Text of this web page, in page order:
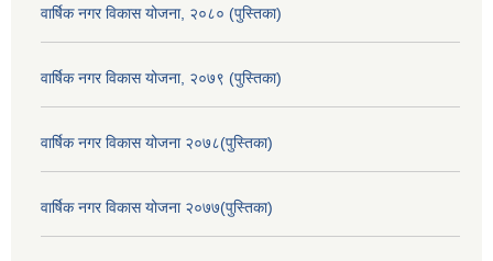
वार्षिक नगर विकास योजना, २०८० (पुस्तिका)
वार्षिक नगर विकास योजना, २०७९ (पुस्तिका)
वार्षिक नगर विकास योजना २०७८(पुस्तिका)
वार्षिक नगर विकास योजना २०७७(पुस्तिका)